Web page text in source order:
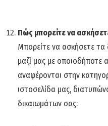
Πώς μπορείτε να
Μπορείτε να ασκήσετε τα
μαζί μας με οποιοδήποτε
αναφέρονται στην
ιστοσελίδα μας,
δικαιωμάτων σας: